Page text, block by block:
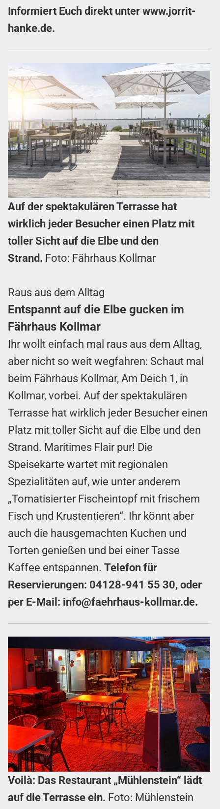
Informiert Euch direkt unter www.jorrit-
hanke.de.
Auf der spektakulären Terrasse hat
wirklich jeder Besucher einen Platz mit
toller Sicht auf die Elbe und den
Strand. Foto: Fährhaus Kollmar
Raus aus dem Alltag
Entspannt auf die Elbe gucken im
Fährhaus Kollmar
Ihr wollt einfach mal raus aus dem Alltag,
aber nicht so weit wegfahren: Schaut mal
beim Fährhaus Kollmar, Am Deich 1, in
Kollmar, vorbei. Auf der spektakulären
Terrasse hat wirklich jeder Besucher einen
Platz mit toller Sicht auf die Elbe und den
Strand. Maritimes Flair pur! Die
Speisekarte wartet mit regionalen
Spezialitäten auf, wie unter anderem
„Tomatisierter Fischeintopf mit frischem
Fisch und Krustentieren“. Ihr könnt aber
auch die hausgemachten Kuchen und
Torten genießen und bei einer Tasse
Kaffee entspannen. Telefon für
Reservierungen: 04128-941 55 30, oder
per E-Mail: info@faehrhaus-kollmar.de.
Voilà: Das Restaurant „Mühlenstein“ lädt
auf die Terrasse ein. Foto: Mühlenstein